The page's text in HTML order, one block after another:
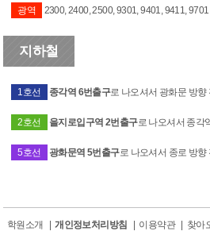
광역 2300, 2400, 2500, 9301, 9401, 9411, 9701
지하철
1호선 종각역 6번출구로 나오셔서 광화문 방향
2호선 을지로입구역 2번출구로 나오셔서 종각
5호선 광화문역 5번출구로 나오셔서 종로 방향
학원소개 개인정보처리방침 이용약관 찾아